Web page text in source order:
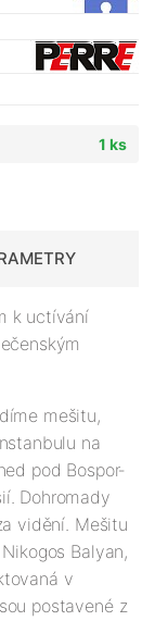
1 ks
k uctívání
mešitu,
na
pod Bospor­
Dohromady
vidění. Mešitu
Balyan,
v
postavené z